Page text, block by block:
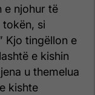
e njohur të
si
Kjo tingëllon e
e kishin
u themelua
kishte